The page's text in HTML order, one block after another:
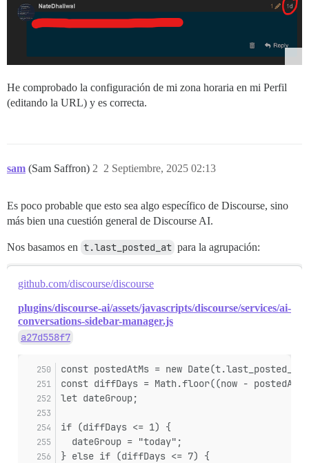
He comprobado la configuración de mi zona horaria en mi Perfil
(editando la URL) y es correcta.
sam (Sam Saffron) 2 Septiembre, 2025 02:13
2
Es poco probable que esto sea algo específico de Discourse, sino
más bien una cuestión general de Discourse AI.
Nos basamos en t.last_posted_at para la agrupación:
github.com/discourse/discourse
plugins/discourse-ai/assets/javascripts/discourse/services/ai-
conversations-sidebar-manager.js
a27d558f7
const postedAtMs = new
const diffDays = Math.floor((now -
let dateGroup;
if (diffDays <= 1) {
  dateGroup = "today";
} else if (diffDays <= 7) {